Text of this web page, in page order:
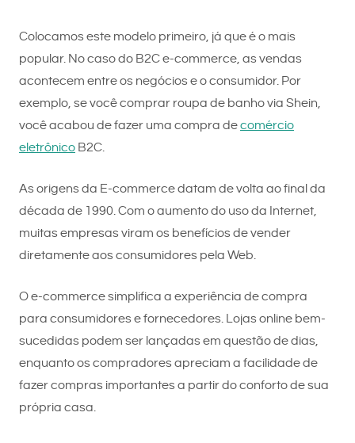
Colocamos este modelo primeiro, já que é o mais
popular. No caso do B2C e-commerce, as vendas
acontecem entre os negócios e o consumidor. Por
exemplo, se você comprar roupa de banho via Shein,
você acabou de fazer uma compra decomércio
eletrônico B2C.
As origens da E-commerce datam de volta ao final da
década de 1990. Com o aumento do uso da Internet,
muitas empresas viram os benefícios de vender
diretamente aos consumidores pela Web.
O e-commerce simplifica a experiência de compra
para consumidores e fornecedores. Lojas online bem-
sucedidas podem ser lançadas em questão de dias,
enquanto os compradores apreciam a facilidade de
fazer compras importantes a partir do conforto de sua
própria casa.